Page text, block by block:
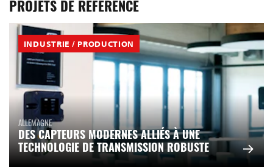
PROJETS DE RÉFÉRENCE
INDUSTRIE / PRODUCTION
ALLEMAGNE
DES CAPTEURS MODERNES ALLIÉS À UNE
TECHNOLOGIE DE TRANSMISSION ROBUSTE